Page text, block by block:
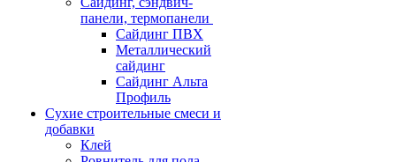
панели, термопанели
Сайдинг ПВХ
Металлический
сайдинг
Сайдинг Альта
Профиль
Сухие строительные смеси и
добавки
Клей